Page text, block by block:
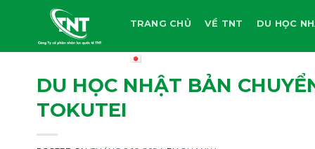
content
TRANG CHỦ VỀ TNT DU HỌC
DU HỌC NHẬT BẢN
TOKUTEI